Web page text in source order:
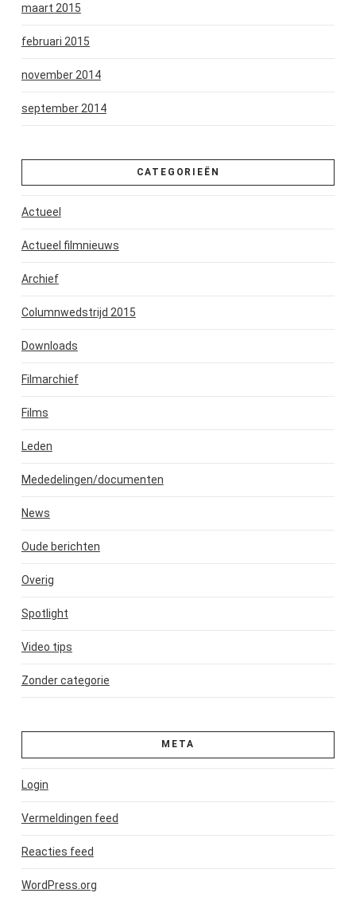
maart 2015
februari 2015
november 2014
september 2014
CATEGORIEËN
Actueel
Actueel filmnieuws
Archief
Columnwedstrijd 2015
Downloads
Filmarchief
Films
Leden
Mededelingen/documenten
News
Oude berichten
Overig
Spotlight
Video tips
Zonder categorie
META
Login
Vermeldingen feed
Reacties feed
WordPress.org